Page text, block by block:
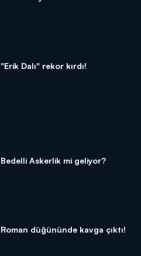
"Erik Dalı" rekor kırdı!
Bedelli Askerlik mi geliyor?
Roman düğününde kavga çıktı!